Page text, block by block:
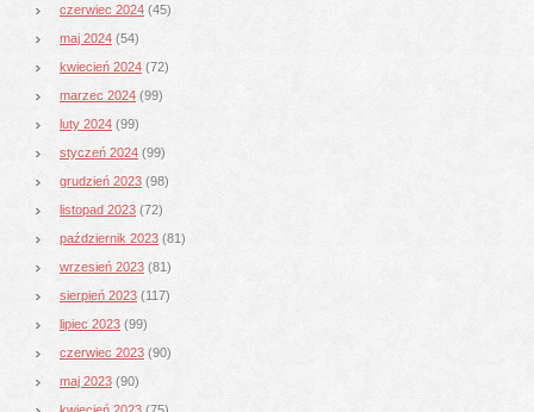
czerwiec 2024 (45)
maj 2024 (54)
kwiecień 2024 (72)
marzec 2024 (99)
luty 2024 (99)
styczeń 2024 (99)
grudzień 2023 (98)
listopad 2023 (72)
październik 2023 (81)
wrzesień 2023 (81)
sierpień 2023 (117)
lipiec 2023 (99)
czerwiec 2023 (90)
maj 2023 (90)